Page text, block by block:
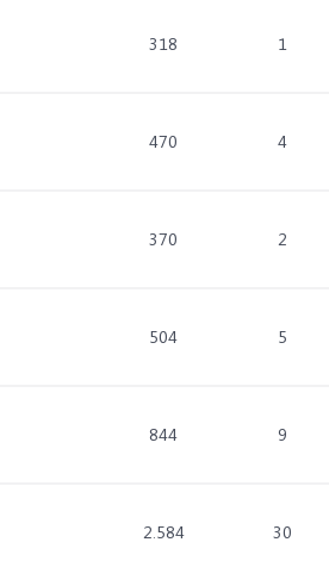
318 1
470 4
370 2
504 5
844 9
2.584 30